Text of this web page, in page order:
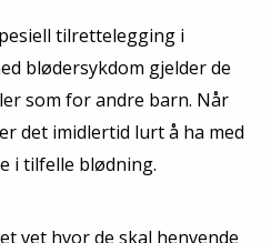
tilrettelegging i
blødersykdom gjelder de
som for andre barn. Når
det imidlertid lurt å ha med
i tilfelle blødning.
vet hvor de skal henvende